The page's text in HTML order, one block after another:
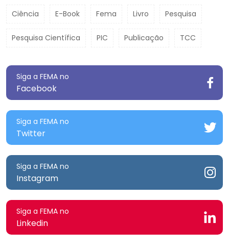
Ciência E-Book Fema Livro Pesquisa
Pesquisa Científica PIC Publicação TCC
Siga a FEMA no
Facebook
Siga a FEMA no
Twitter
Siga a FEMA no
Instagram
Siga a FEMA no
Linkedin